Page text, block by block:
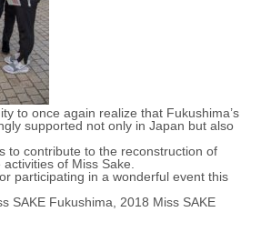
to once again realize that Fukushima’s
supported not only in Japan but also
to contribute to the reconstruction of
of Miss Sake.
participating in a wonderful event this
SAKE Fukushima, 2018 Miss SAKE